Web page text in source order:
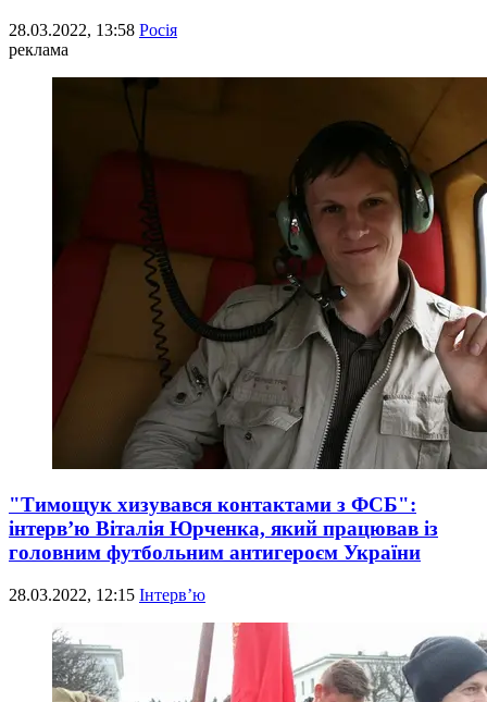
28.03.2022, 13:58 Росія
реклама
"Тимощук хизувався контактами з ФСБ":
інтерв’ю Віталія Юрченка, який працював із
головним футбольним антигероєм України
28.03.2022, 12:15 Інтерв’ю